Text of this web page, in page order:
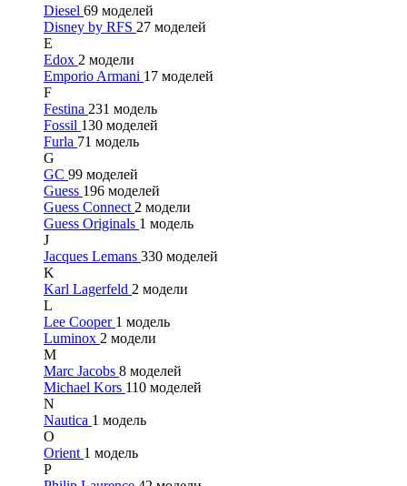
Diesel 69 моделей
Disney by RFS 27 моделей
E
Edox 2 модели
Emporio Armani 17 моделей
F
Festina 231 модель
Fossil 130 моделей
Furla 71 модель
G
GC 99 моделей
Guess 196 моделей
Guess Connect 2 модели
Guess Originals 1 модель
J
Jacques Lemans 330 моделей
K
Karl Lagerfeld 2 модели
L
Lee Cooper 1 модель
Luminox 2 модели
M
Marc Jacobs 8 моделей
Michael Kors 110 моделей
N
Nautica 1 модель
O
Orient 1 модель
P